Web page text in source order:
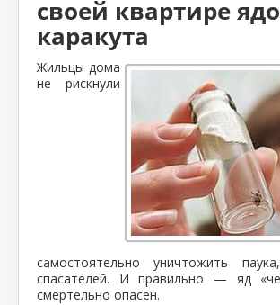
своей квартире
каракута
Жильцы дома
не рискнули
самостоятельно уничтожить
спасателей. И правильно — яд
смертельно опасен.